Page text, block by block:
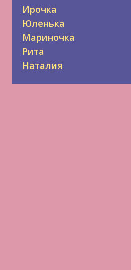
Ирочка
Юленька
Мариночка
Рита
Наталия